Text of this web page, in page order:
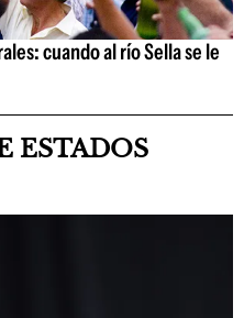
cuando al río Sella se le
ESTADOS